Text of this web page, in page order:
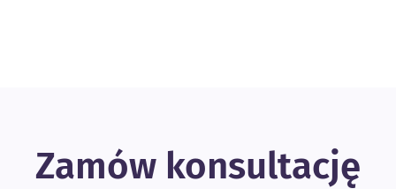
Zamów konsultację